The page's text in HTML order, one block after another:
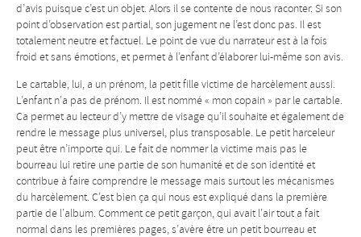
d’avis puisque c’est un objet. Alors il se contente de nous raconter. Si son
point d’observation est partial, son jugement ne l’est donc pas. Il est
totalement neutre et factuel. Le point de vue du narrateur est à la fois
froid et sans émotions, et permet à l’enfant d’élaborer lui-même son avis.
Le cartable, lui, a un prénom, la petit fille victime de harcèlement aussi.
L’enfant n’a pas de prénom. Il est nommé « mon copain » par le cartable.
Ca permet au lecteur d’y mettre de visage qu’il souhaite et également de
rendre le message plus universel, plus transposable. Le petit harceleur
peut être n’importe qui. Le fait de nommer la victime mais pas le
bourreau lui retire une partie de son humanité et de son identité et
contribue à faire comprendre le message mais surtout les mécanismes
du harcèlement. C’est bien ça qui nous est expliqué dans la première
partie de l’album. Comment ce petit garçon, qui avait l’air tout a fait
normal dans les premières pages, s’avère être un petit bourreau et